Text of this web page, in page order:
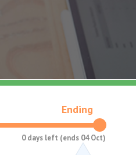
Ending
0 days left (ends 04 Oct)